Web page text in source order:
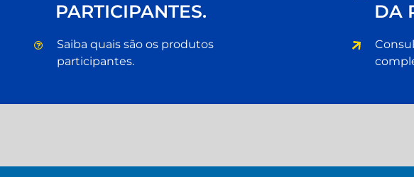
PARTICIPANTES.
Saiba quais são os produtos
participantes.
DA